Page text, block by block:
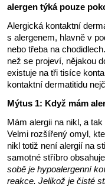
alergen týká pouze
Alergická kontaktní
s alergenem, hlavně v
nebo třeba na
než se projeví, nějakou
existuje na tři tisíce
kontaktní dermatitidu
Mýtus 1: Když mám
Mám alergii na nikl, a
Velmi rozšířený omyl,
nikl totiž není alergií na
samotné stříbro
sobě je hypoalergenní
reakce. Jelikož je čisté